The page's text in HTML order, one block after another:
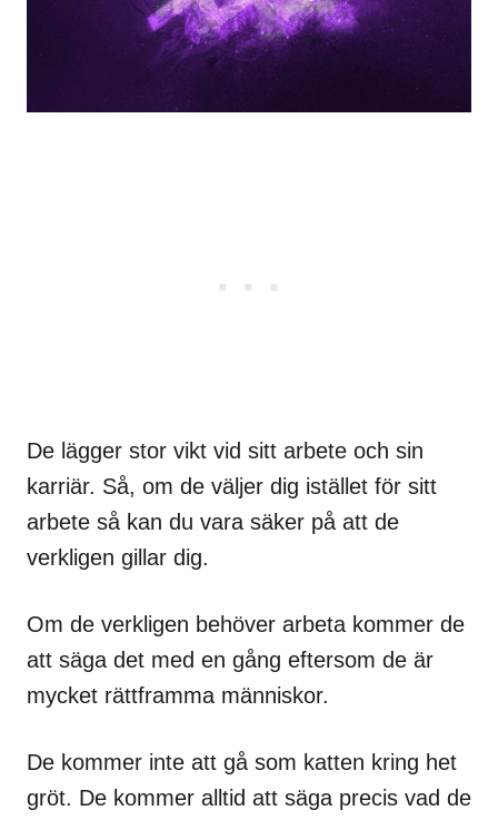
De lägger stor vikt vid sitt arbete och sin
karriär. Så, om de väljer dig istället för sitt
arbete så kan du vara säker på att de
verkligen gillar dig.
Om de verkligen behöver arbeta kommer de
att säga det med en gång eftersom de är
mycket rättframma människor.
De kommer inte att gå som katten kring het
gröt. De kommer alltid att säga precis vad de